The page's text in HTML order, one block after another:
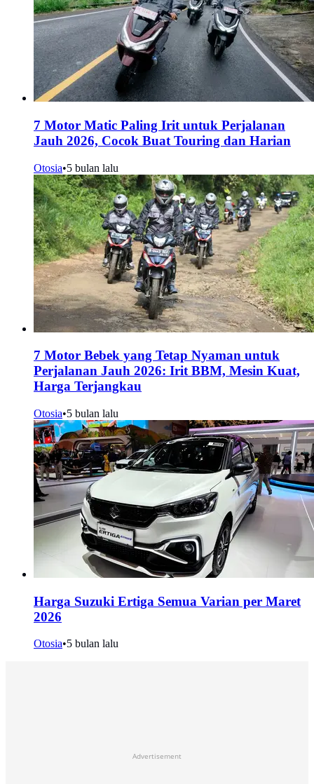
7 Motor Matic Paling Irit untuk Perjalanan
Jauh 2026, Cocok Buat Touring dan Harian
Otosia•5 bulan lalu
7 Motor Bebek yang Tetap Nyaman untuk
Perjalanan Jauh 2026: Irit BBM, Mesin Kuat,
Harga Terjangkau
Otosia•5 bulan lalu
Harga Suzuki Ertiga Semua Varian per Maret
2026
Otosia•5 bulan lalu
Advertisement